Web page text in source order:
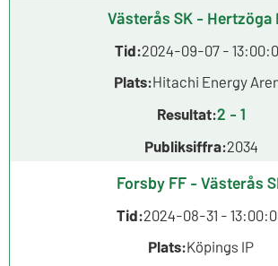
Västerås SK - Hertzöga
Tid:2024-09-07 -
Plats:Hitachi Energy
Resultat:2 - 1
Publiksiffra:2034
Forsby FF - Västerås
Tid:2024-08-31 -
Plats:Köpings IP